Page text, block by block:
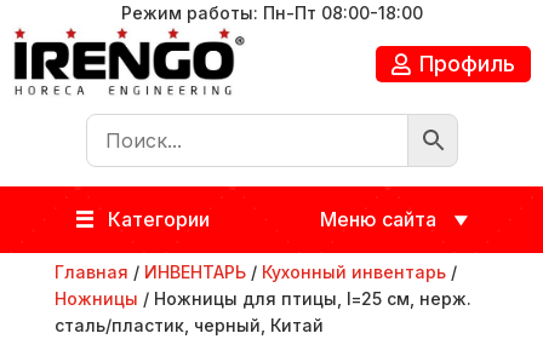
Режим работы: Пн-Пт 08:00-18:00
Профиль
Категории Меню сайта
Главная / ИНВЕНТАРЬ/ Кухонный инвентарь/
Ножницы / Ножницы для птицы, l=25 см, нерж.
сталь/пластик, черный, Китай